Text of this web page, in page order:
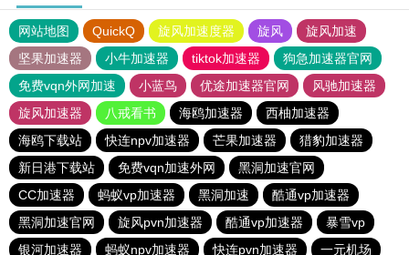
网站地图 QuickQ 旋风加速度器 旋风
旋风加速
坚果加速器
小牛加速器 tiktok加速器
狗急加速器官网
免费vqn外网加速
小蓝鸟 优途加速器官网
风驰加速器
旋风加速器
八戒看书 海鸥加速器
西柚加速器
海鸥下载站
快连npv加速器 芒果加速器
猎豹加速器
新日港下载站
免费vqn加速外网
黑洞加速官网
CC加速器
蚂蚁vp加速器 黑洞加速
酷通vp加速器
黑洞加速官网
旋风pvn加速器 酷通vp加速器
暴雪vp
银河加速器
蚂蚁npv加速器 快连pvn加速器 一元机场